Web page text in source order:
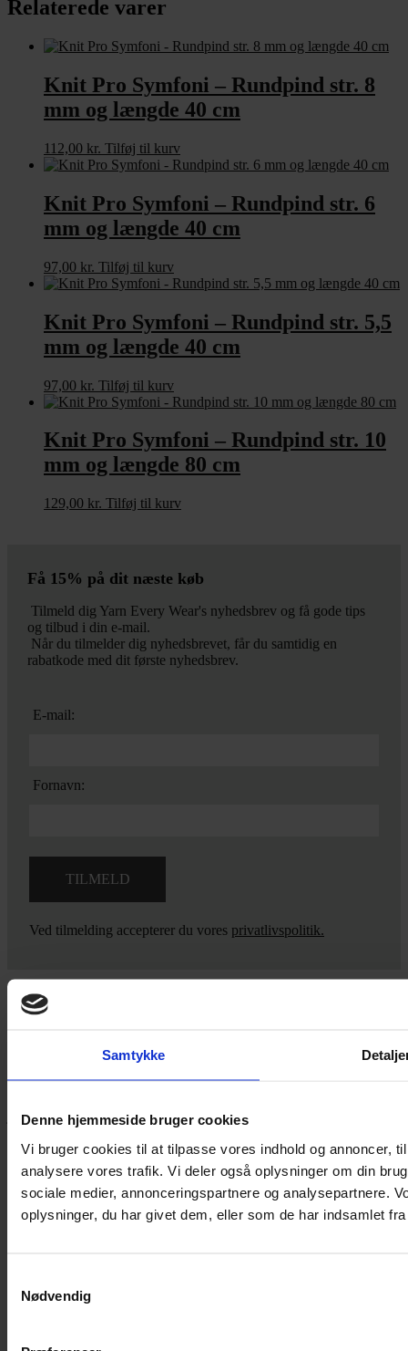
Samtykke
Denne hjemmeside bruger cookies
Vi bruger cookies til at tilpasse vores indhold og annoncer,
analysere vores trafik. Vi deler også oplysninger om din
sociale medier, annonceringspartnere og analysepartnere.
oplysninger, du har givet dem, eller som de har indsamlet
Nødvendig
længde
antal
Relaterede varer
Knit Pro Symfoni – Rundpind str. 8
mm og længde 40 cm
112,00 kr. Tilføj til kurv
Knit Pro Symfoni – Rundpind str. 6
mm og længde 40 cm
97,00 kr. Tilføj til kurv
Knit Pro Symfoni – Rundpind str. 5,5
mm og længde 40 cm
97,00 kr. Tilføj til kurv
Knit Pro Symfoni – Rundpind str. 10
mm og længde 80 cm
129,00 kr. Tilføj til kurv
Få 15% på dit næste køb
Tilmeld dig Yarn Every Wear's nyhedsbrev og få gode tips
og tilbud i din e-mail.
Når du tilmelder dig nyhedsbrevet, får du samtidig en
rabatkode med dit første nyhedsbrev.
E-mail:
Fornavn:
Ved tilmelding accepterer du vores privatlivspolitik.
Yarn Every Wear
Hvis du bøvler med noget eller ønsker ny inspiration, så skriv til
jeg dig på vej.
Vestergade 12 6270, Tønder
60 51 96 50
post@yarneverywear.dk
CVR 43041649
Facebook-f
Instagram
Handelsbetingelser